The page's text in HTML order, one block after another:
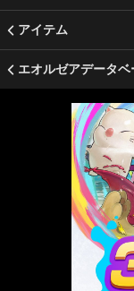
アイテム
エオルゼアデータベ